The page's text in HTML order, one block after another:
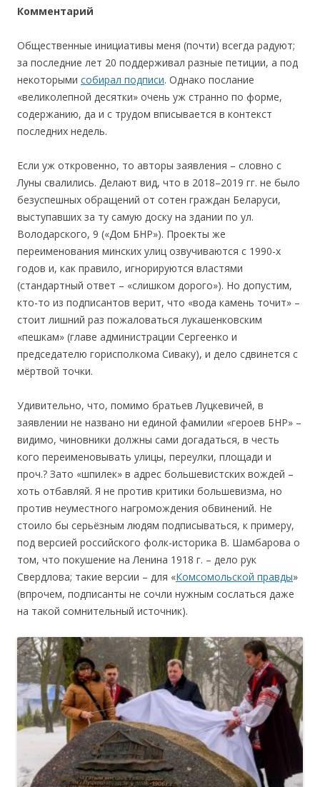
Комментарий
Общественные инициативы меня (почти) всегда радуют;
за последние лет 20 поддерживал разные петиции, а под
некоторыми собирал подписи. Однако послание
«великолепной десятки» очень уж странно по форме,
содержанию, да и с трудом вписывается в контекст
последних недель.
Если уж откровенно, то авторы заявления – словно с
Луны свалились. Делают вид, что в 2018–2019 гг. не было
безуспешных обращений от сотен граждан Беларуси,
выступавших за ту самую доску на здании по ул.
Володарского, 9 («Дом БНР»). Проекты же
переименования минских улиц озвучиваются с 1990-х
годов и, как правило, игнорируются властями
(стандартный ответ – «слишком дорого»). Но допустим,
кто-то из подписантов верит, что «вода камень точит» –
стоит лишний раз пожаловаться лукашенковским
«пешкам» (главе администрации Сергеенко и
председателю горисполкома Сиваку), и дело сдвинется с
мёртвой точки.
Удивительно, что, помимо братьев Луцкевичей, в
заявлении не названо ни единой фамилии «героев БНР» –
видимо, чиновники должны сами догадаться, в честь
кого переименовывать улицы, переулки, площади и
проч.? Зато «шпилек» в адрес большевистских вождей –
хоть отбавляй. Я не против критики большевизма, но
против неуместного нагромождения обвинений. Не
стоило бы серьёзным людям подписываться, к примеру,
под версией российского фолк-историка В. Шамбарова о
том, что покушение на Ленина 1918 г. – дело рук
Свердлова; такие версии – для «Комсомольской правды»
(впрочем, подписанты не сочли нужным сослаться даже
на такой сомнительный источник).